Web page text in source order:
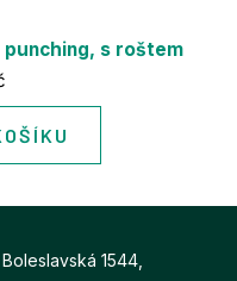
punching, s roštem
1544,